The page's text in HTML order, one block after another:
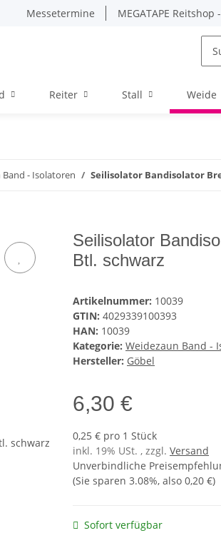
Messetermine MEGATAPE
Reiter Stall Weide
Band - Isolatoren Seilisolator Bandisolator
Seilisolator
Btl. schwarz
Artikelnummer: 10039
GTIN: 4029339100393
HAN: 10039
Kategorie: Weidezaun Band -
Hersteller: Göbel
6,30 €
0,25 € pro 1 Stück
inkl. 19% USt. , zzgl. Versand
Unverbindliche
(Sie sparen 3.08%, also 0,20 €)
Sofort verfügbar